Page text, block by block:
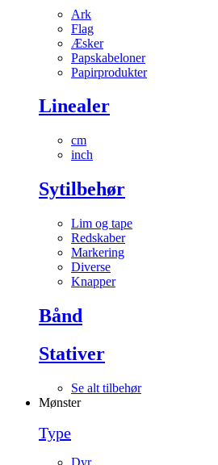
Ark
Flag
Æsker
Papskabeloner
Papirprodukter
Linealer
cm
inch
Sytilbehør
Lim og tape
Redskaber
Markering
Diverse
Knapper
Bånd
Stativer
Se alt tilbehør
Mønster
Type
Dyr